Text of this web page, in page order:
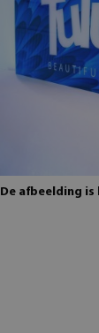
De afbeelding